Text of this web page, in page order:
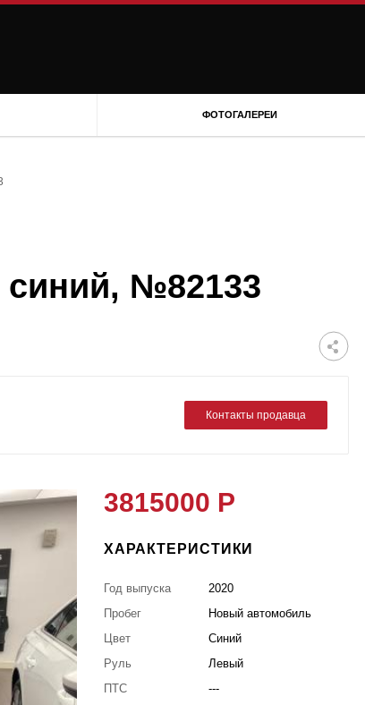
ФОТОГАЛЕРЕИ
синий, №82133
Контакты продавца
3815000 Р
ХАРАКТЕРИСТИКИ
Год выпуска
2020
Пробег
Новый автомобиль
Цвет
Синий
Руль
Левый
ПТС
---